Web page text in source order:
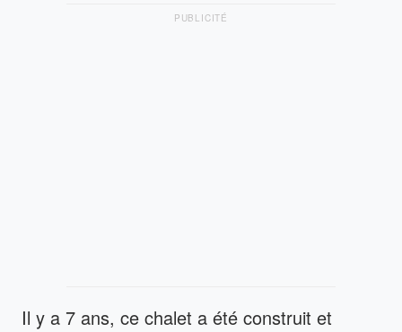
PUBLICITÉ
Il y a 7 ans, ce chalet a été construit et